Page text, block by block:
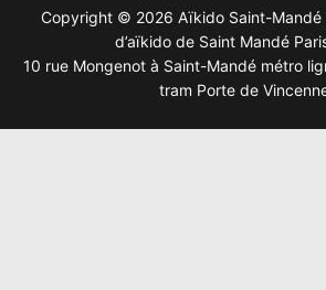
Copyright © 2026 Aïkido Saint-Mandé
d’aïkido de Saint Mandé
10 rue Mongenot à Saint-Mandé métro
tram Porte de